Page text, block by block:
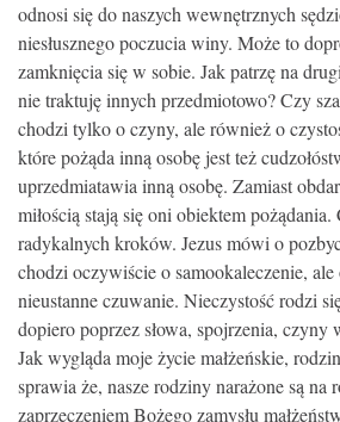
odnosi się do naszych wewnętrznych
niesłusznego poczucia winy. Może to
zamknięcia się w sobie. Jak patrzę na
nie traktuję innych przedmiotowo? Czy
chodzi tylko o czyny, ale również o
które pożąda inną osobę jest też
uprzedmiatawia inną osobę. Zamiast
miłością stają się oni obiektem
radykalnych kroków. Jezus mówi o
chodzi oczywiście o samookaleczenie,
nieustanne czuwanie. Nieczystość rodzi
dopiero poprzez słowa, spojrzenia, czyny
Jak wygląda moje życie małżeńskie,
sprawia że, nasze rodziny narażone są na
zaprzeczeniem Bożego zamysłu